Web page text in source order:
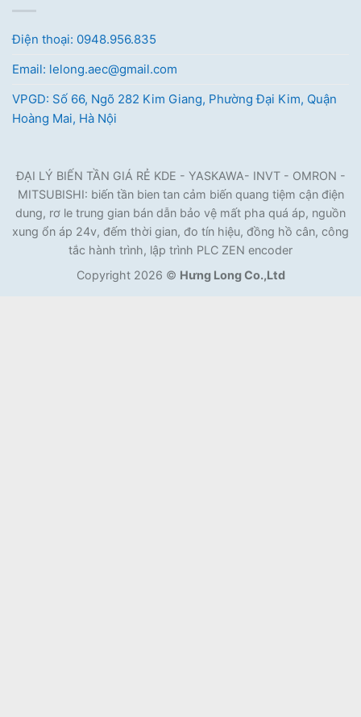
Điện thoại: 0948.956.835
Email: lelong.aec@gmail.com
VPGD: Số 66, Ngõ 282 Kim Giang, Phường Đại Kim, Quận
Hoàng Mai, Hà Nội
ĐẠI LÝ BIẾN TẦN GIÁ RẺ KDE - YASKAWA- INVT - OMRON -
MITSUBISHI: biến tần bien tan cảm biến quang tiệm cận điện
dung, rơ le trung gian bán dẫn bảo vệ mất pha quá áp, nguồn
xung ổn áp 24v, đếm thời gian, đo tín hiệu, đồng hồ cân, công
tắc hành trình, lập trình PLC ZEN encoder
Copyright 2026 © Hưng Long Co.,Ltd